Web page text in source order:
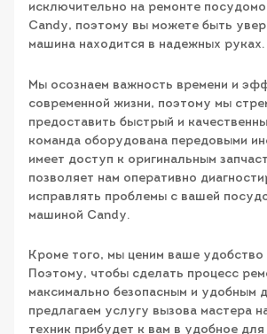
исключительно на ремонте
Candy, поэтому вы можете быть
машина находится в надежных руках.
Мы осознаем важность времени и
современной жизни, поэтому мы
предоставить быстрый и
команда оборудована передовыми
имеет доступ к оригинальным
позволяет нам оперативно
исправлять проблемы с вашей
машиной Candy.
Кроме того, мы ценим ваше
Поэтому, чтобы сделать процесс
максимально безопасным и удобным
предлагаем услугу вызова мастера
техник прибудет к вам в удобное для